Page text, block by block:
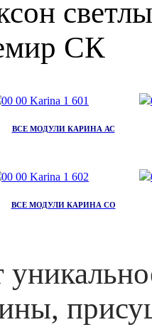
СК
ВСЕ МОДУЛИ КАРИНА АС
ВСЕ МОДУЛИ КАРИНА СО